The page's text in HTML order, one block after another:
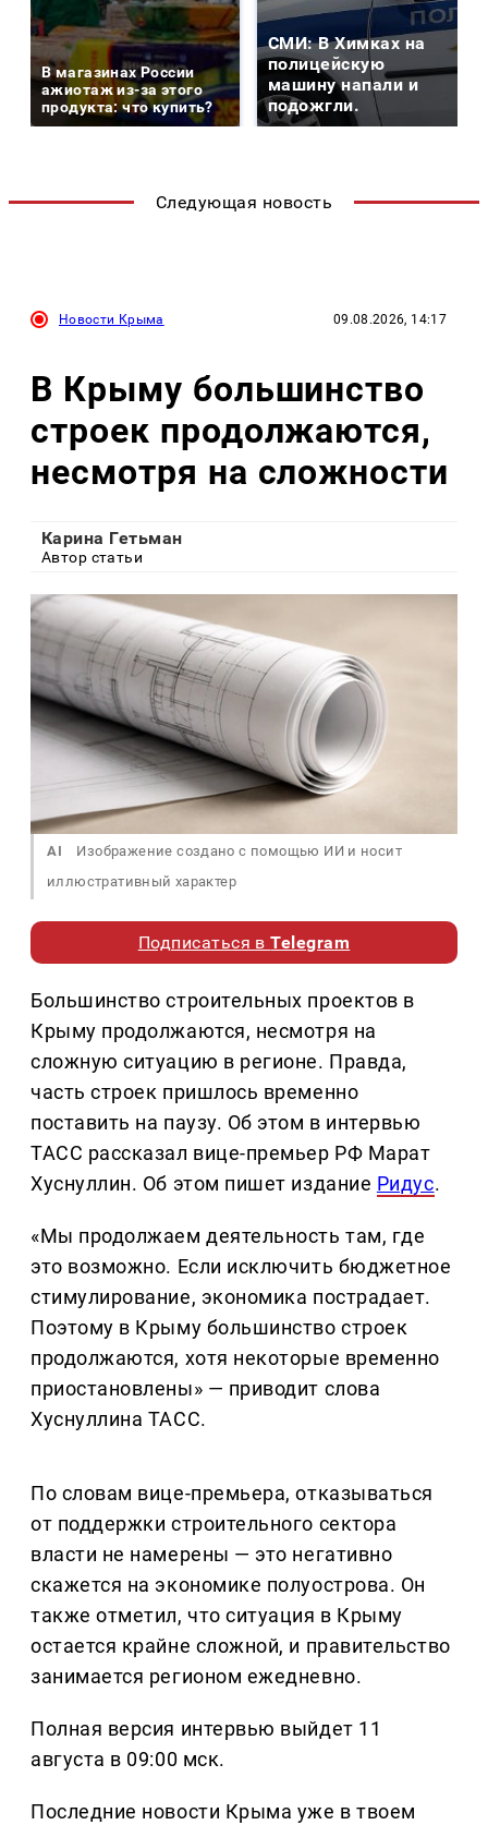
В магазинах России
ажиотаж из-за этого
продукта: что купить?
СМИ: В Химках на
полицейскую
машину напали и
подожгли.
Следующая новость
Новости Крыма 09.08.2026, 14:17
В Крыму большинство
строек продолжаются,
несмотря на сложности
Карина Гетьман
Автор статьи
AI
Изображение создано с помощью ИИ и носит
иллюстративный характер
Подписаться вTelegram
Большинство строительных проектов в
Крыму продолжаются, несмотря на
сложную ситуацию в регионе. Правда,
часть строек пришлось временно
поставить на паузу. Об этом в интервью
ТАСС рассказал вице-премьер РФ Марат
Хуснуллин. Об этом пишет издание Ридус.
«Мы продолжаем деятельность там, где
это возможно. Если исключить бюджетное
стимулирование, экономика пострадает.
Поэтому в Крыму большинство строек
продолжаются, хотя некоторые временно
приостановлены» — приводит слова
Хуснуллина ТАСС.
По словам вице-премьера, отказываться
от поддержки строительного сектора
власти не намерены — это негативно
скажется на экономике полуострова. Он
также отметил, что ситуация в Крыму
остается крайне сложной, и правительство
занимается регионом ежедневно.
Полная версия интервью выйдет 11
августа в 09:00 мск.
Последние новости Крыма уже в твоем